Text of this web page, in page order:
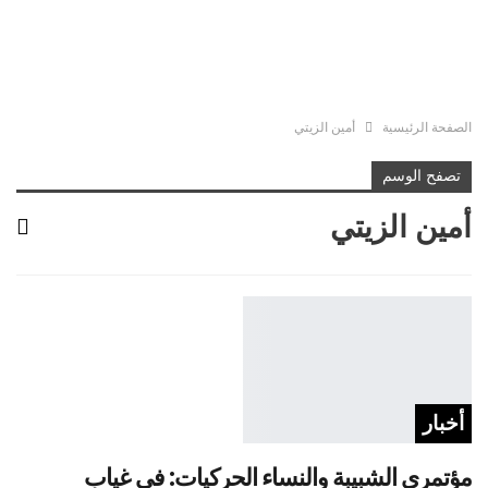
الصفحة الرئيسية أمين الزيتي
تصفح الوسم
أمين الزيتي
أخبار
مؤتمري الشبيبة والنساء الحركيات: في غياب